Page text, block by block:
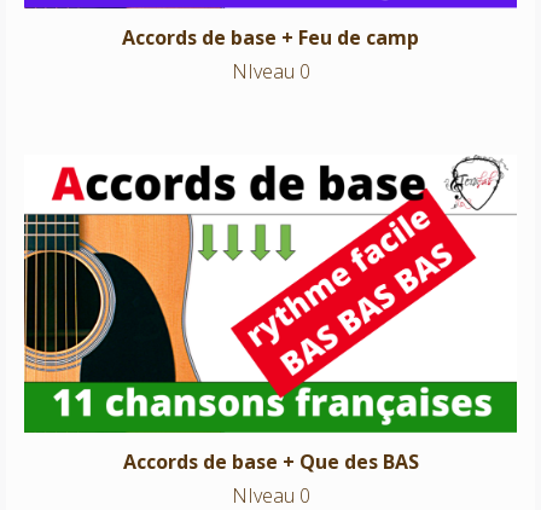
Accords de base + Feu de camp
NIveau 0
Accords de base + Que des BAS
NIveau 0
Accords de base + Que des BAS
NIveau 0